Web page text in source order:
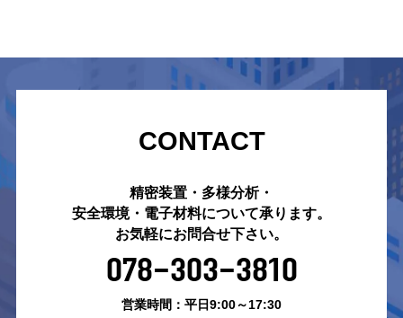
CONTACT
精密装置・多様分析・
安全環境・電子材料について承ります。
お気軽にお問合せ下さい。
078-303-3810
営業時間：平日9:00～17:30